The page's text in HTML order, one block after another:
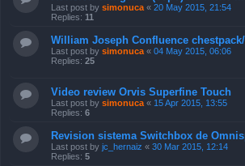
Last post by simonuca « 20 May 2015, 21:54
Replies: 11
William Joseph Confluence
Last post by simonuca « 04 May 2015, 06:06
Replies: 25
Video review Orvis Superfine Touch
Last post by simonuca « 15 Apr 2015, 13:55
Replies: 6
Revision sistema Switchbox de
Last post by jc_hernaiz « 30 Mar 2015, 12:14
Replies: 5